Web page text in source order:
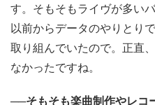
す。そもそもライヴが多い
以前からデータのやりとり
取り組んでいたので。正直
なかったですね。
──そもそも楽曲制作やレコ